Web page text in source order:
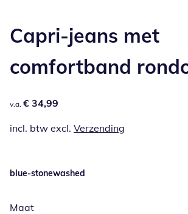
Capri-jeans met
comfortband
€ 34,99
v.a. € 34,99
incl. btw excl. Verzending
blue-stonewashed
Maat